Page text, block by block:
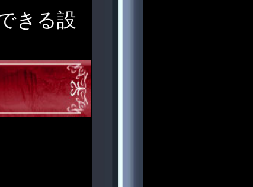
きる設